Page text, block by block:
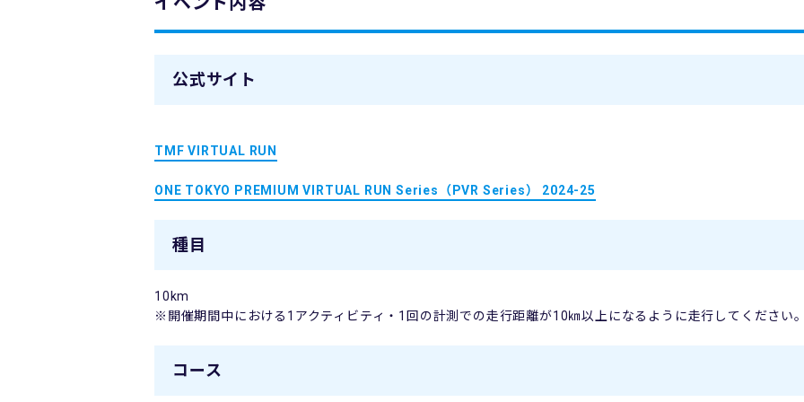
公式サイト
TMF VIRTUAL RUN
ONE TOKYO PREMIUM VIRTUAL RUN Series（PVR Series） 2024-25
種目
10km
※開催期間中における1アクティビティ・1回の計測での走行距離が10㎞以上になるように走行してください
コース